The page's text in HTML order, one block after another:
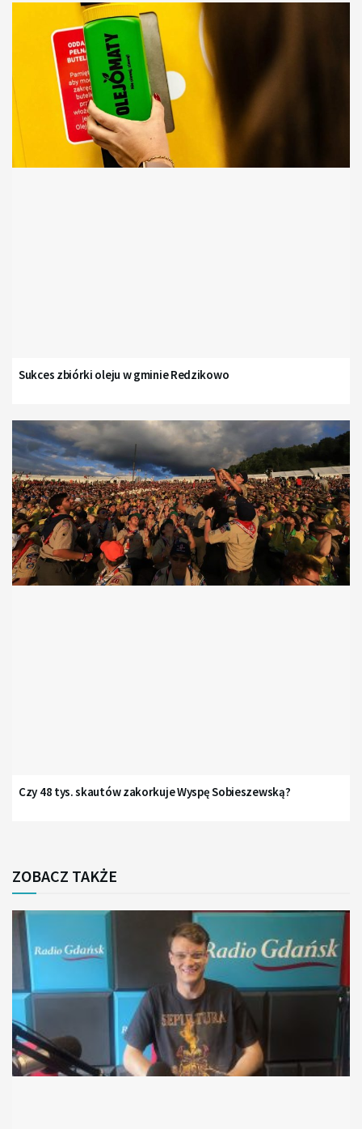
Sukces zbiórki oleju w gminie Redzikowo
Czy 48 tys. skautów zakorkuje Wyspę Sobieszewską?
ZOBACZ TAKŻE